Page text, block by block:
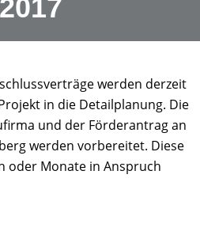
werden derzeit
in die Detailplanung. Die
und der Förderantrag an
werden vorbereitet. Diese
oder Monate in Anspruch